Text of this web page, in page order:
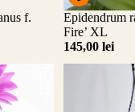
f.
Epidendrum
Fire’ XL
145,00 lei